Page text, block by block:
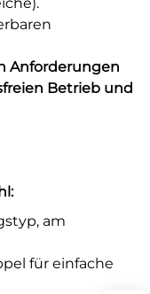
Anforderungen
Betrieb und
am
für einfache